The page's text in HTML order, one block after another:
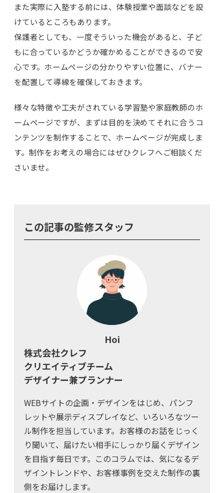
また実際に入塾する前には、体験授業や面談などを設
けているところもあります。
保護者としても、一度そういった機会があると、子ど
もに合っているかどうか確かめることができるので安
心です。ホームページの分かりやすい位置に、バナー
を配置して導線を確保しておきます。
様々な特徴や工夫がされている学習塾や家庭教師のホ
ームページですが、まずは目的を決めてそれに合うコ
ンテンツを制作することで、ホームページが完成しま
す。制作をお考えの場合にはぜひクレフへご相談くだ
さいませ。
この記事の監修スタッフ
Hoi
株式会社クレフ
クリエイティブチーム
デザイナー兼プランナー
WEBサイトの企画・デザインをはじめ、パンフ
レットや展示ディスプレイなど、いろいろなツー
ル制作を担当しています。お客様のお話をじっく
り聞いて、届けたい相手にしっかり届くデザイン
を目指す毎日です。このコラムでは、気になるデ
ザイントレンドや、お客様事例を交えた制作の裏
側をお届けします。